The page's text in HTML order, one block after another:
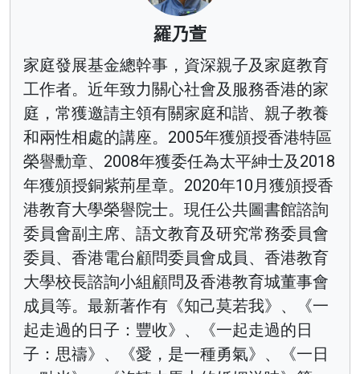
羅乃萱
家庭發展基金總幹事，資深親子及家庭教育
工作者。近年致力關心社會及服務香港的家
庭，常獲邀請主領有關家庭和諧、親子教養
和兩性相處的講座。2005年獲頒授香港特區
榮譽勳章、2008年獲委任為太平紳士及2018
年獲頒授銅紫荊星章。2020年10月獲頒授香
港教育大學榮譽院士。現任公共圖書館諮詢
委員會副主席、語文教育及研究常務委員會
委員、香港電台顧問委員會成員、香港教育
大學校長諮詢小組顧問及香港教育城董事會
成員等。最新著作有《知己莫若我》、《一
起走過的日子：豐收》、《一起走過的日
子：思禱》、《愛，是一種勇氣》、《一日